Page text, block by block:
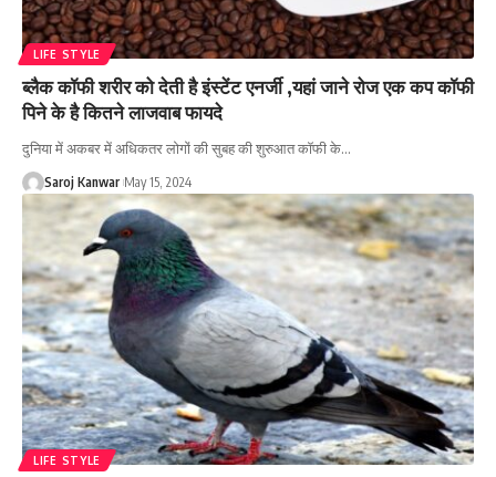
LIFE STYLE
ब्लैक कॉफी शरीर को देती है इंस्टेंट एनर्जी ,यहां जाने रोज एक कप कॉफी
पिने के है कितने लाजवाब फायदे
दुनिया में अकबर में अधिकतर लोगों की सुबह की शुरुआत कॉफी के…
Saroj Kanwar May 15, 2024
LIFE STYLE